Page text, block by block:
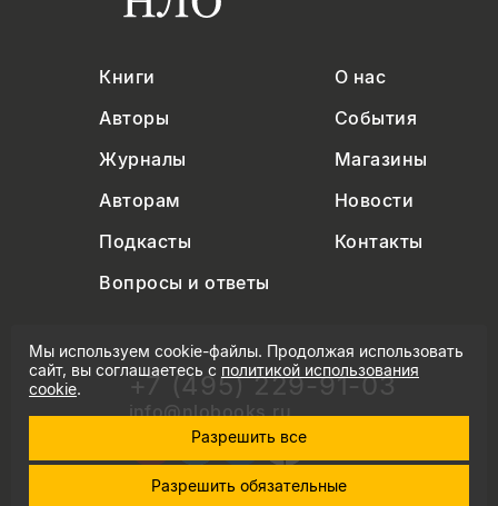
Книги
О нас
Авторы
События
Журналы
Магазины
Авторам
Новости
Подкасты
Контакты
Вопросы и ответы
+7 (495) 229-91-03
info@nlobooks.ru
Мы используем cookie-файлы. Продолжая использовать
сайт, вы соглашаетесь с политикой использования
cookie.
Разрешить все
Разрешить обязательные